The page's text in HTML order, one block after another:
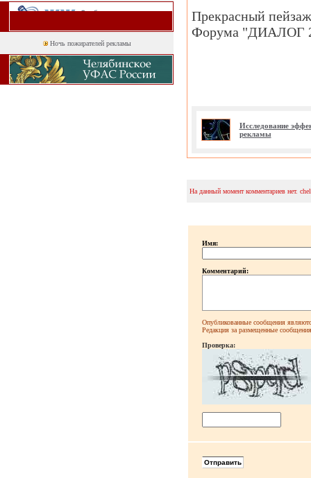
Ночь пожирателей рекламы
Прекрасный
Форума "ДИАЛОГ
Исследование
рекламы
На данный момент комментариев нет.
Имя:
Комментарий:
Опубликованные сообщения
Редакция за размещенные сообщения
Проверка: